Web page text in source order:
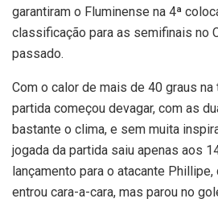
garantiram o Fluminense na 4ª
classificação para as semifinais no
passado.
Com o calor de mais de 40 graus na
partida começou devagar, com as
bastante o clima, e sem muita
jogada da partida saiu apenas aos
lançamento para o atacante
entrou cara-a-cara, mas parou no